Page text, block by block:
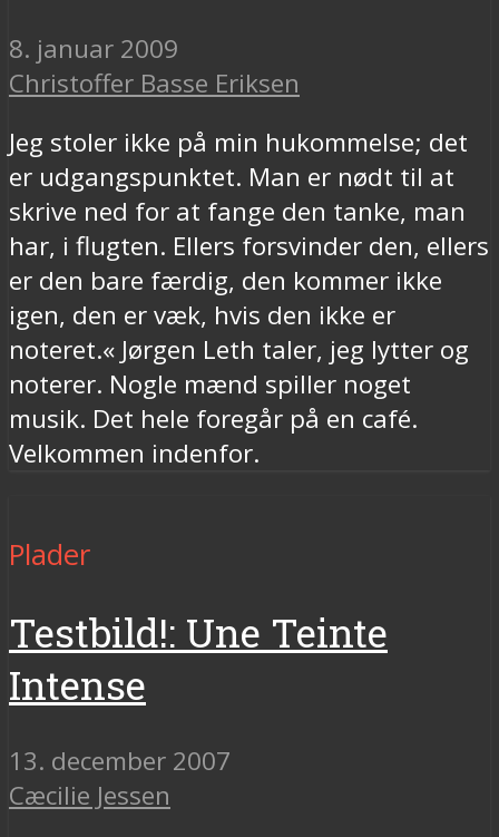
8. januar 2009
Christoffer Basse Eriksen
Jeg stoler ikke på min hukommelse; det
er udgangspunktet. Man er nødt til at
skrive ned for at fange den tanke, man
har, i flugten. Ellers forsvinder den, ellers
er den bare færdig, den kommer ikke
igen, den er væk, hvis den ikke er
noteret.« Jørgen Leth taler, jeg lytter og
noterer. Nogle mænd spiller noget
musik. Det hele foregår på en café.
Velkommen indenfor.
Plader
Testbild!: Une Teinte
Intense
13. december 2007
Cæcilie Jessen